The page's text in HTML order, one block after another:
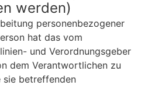
werden)
personenbezogener
hat das vom
und Verordnungsgeber
dem Verantwortlichen zu
sie betreffenden